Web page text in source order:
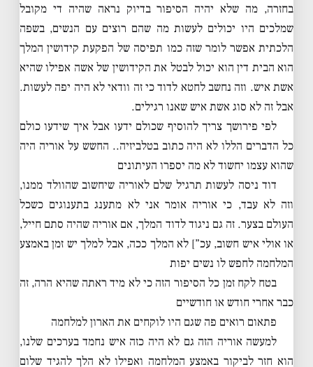
בחזרה, מה שלא יהיה הסיפור בדיוק נראה שהיה די מקובל
שמלכים היו יכולים לעשות מה שהם רוצים עם הנשים, בשפה
הלכתית אפשר לומר שזה כמו תפיסה של הפקעת קידושין המלך
הוא הבית דין הוא יכול לבטל את הקידושין של אשה אפילו שהיא
אשת איש. וזה נחשב לחטא לדוד כי זה וודאי לא היה יפה לעשות.
אבל זה לא סוג אשת איש שאנו רגילים.
לפי פירושך צריך להוסיף שכולם ידעו אבל איך שידעו כולם
כל הדברים הללו לא היה כתוב בטלביזיה.. החשש על אוריה היה
שהוא עצמו יחשוד לא מה יספרו העיתונים
דוד ניסה לעשות תרגיל שלם לאוריה שיחשוב שהוולד ממנו,
וזה לא עבד, כי אוריה אומר אני לא מתענג בתענוגים כשכל
העולם בצער. זה גם ניגוד לדוד המלך, אם אוריה שהיה סתם חייל,
או אולי איש חשוב, עכ”] לא המלך ככה, אבל למלך יש זמן באמצע
המלחמה לחפש לו נשים יפות
בטח לקח זמן כל הסיפור הזה כי לא מיד ראתה שהיא הרה, זה
כבר אחרי חודש או חודשיים
פתאום רואים פה שגם היו לוקחים את הארון למלחמה
למעשה אוריה הזה גם לא היה כזה איש נחמד בערכים שלנו,
הוא חזר לביקור באמצע המלחמה ואפילו לא הלך להגיד שלום